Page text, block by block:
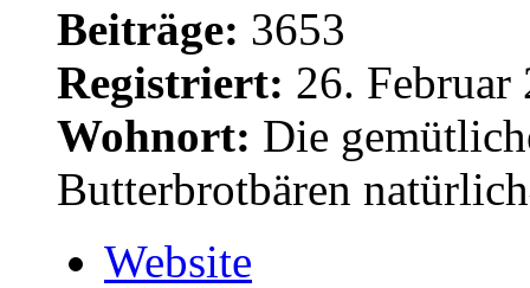
Beiträge: 3653
Registriert: 26. Februar
Wohnort: Die
Butterbrotbären
Website